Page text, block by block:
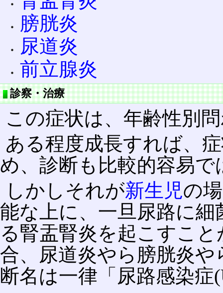
膀胱炎
尿道炎
前立腺炎
診察・治療
この症状は、年齢性別
ある程度成長すれば、
め、診断も比較的容易で
しかしそれが新生児の
能な上に、一旦尿路に
る腎盂腎炎を起こすこ
合、尿道炎やら膀胱炎
断名は一律「尿路感染